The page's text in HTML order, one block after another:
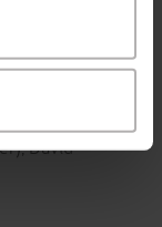
David